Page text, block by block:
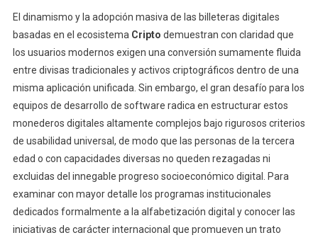
El dinamismo y la adopción masiva de las billeteras digitales
basadas en el ecosistema Cripto demuestran con claridad que
los usuarios modernos exigen una conversión sumamente fluida
entre divisas tradicionales y activos criptográficos dentro de una
misma aplicación unificada. Sin embargo, el gran desafío para los
equipos de desarrollo de software radica en estructurar estos
monederos digitales altamente complejos bajo rigurosos criterios
de usabilidad universal, de modo que las personas de la tercera
edad o con capacidades diversas no queden rezagadas ni
excluidas del innegable progreso socioeconómico digital. Para
examinar con mayor detalle los programas institucionales
dedicados formalmente a la alfabetización digital y conocer las
iniciativas de carácter internacional que promueven un trato